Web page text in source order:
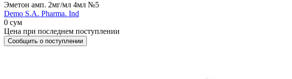
Эметон амп. 2мг/мл 4мл №5
Demo S.A. Pharma. Ind
0 сум
Цена при последнем поступлении
Сообщить о поступлении